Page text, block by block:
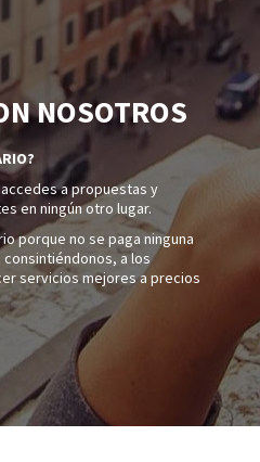
NOSOTROS
a propuestas y
en ningún otro lugar.
porque no se paga ninguna
a los
servicios mejores a precios